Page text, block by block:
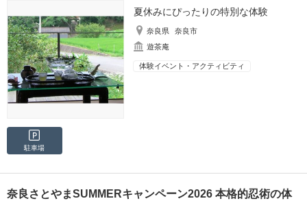
夏休みにぴったりの特別な体験
奈良県
奈良市
遊茶庵
体験イベント・アクティビティ
駐車場
奈良さとやまSUMMERキャンペーン2026 本格的忍術の体